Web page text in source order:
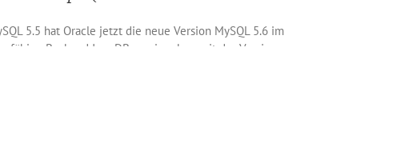
5.5 hat Oracle jetzt die neue Version MySQL 5.6 im
Backend InnoDB war ja schon mit der Version